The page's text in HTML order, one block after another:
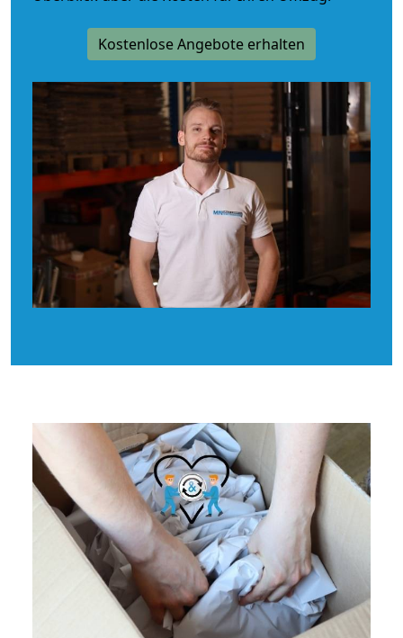
Kostenlose Angebote erhalten